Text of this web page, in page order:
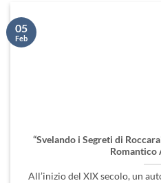
“Svelando i Segreti di
Romantico
All’inizio del XIX secolo, un
05
Feb